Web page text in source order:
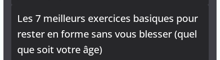
Les 7 meilleurs exercices basiques pour
rester en forme sans vous blesser (quel
que soit votre âge)